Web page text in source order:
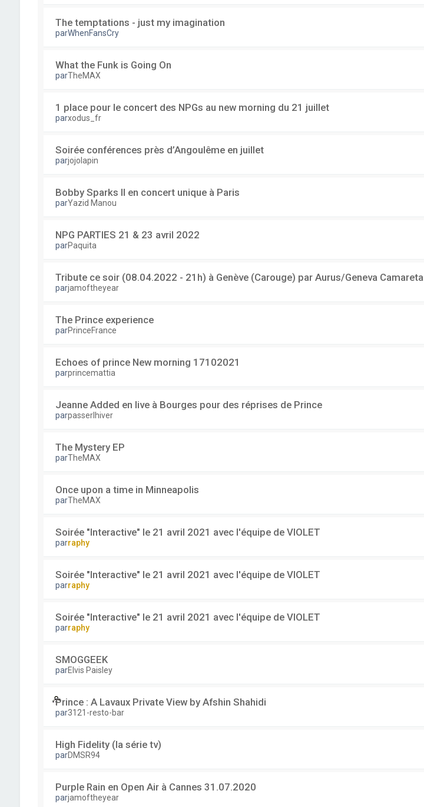
The temptations - just my imagination
parWhenFansCry
What the Funk is Going On
parTheMAX
1 place pour le concert des NPGs au new morning du 21 juillet
parxodus_fr
Soirée conférences près d’Angoulême en juillet
parjojolapin
Bobby Sparks II en concert unique à Paris
parYazid Manou
NPG PARTIES 21 & 23 avril 2022
parPaquita
Tribute ce soir (08.04.2022 - 21h) à Genève (Carouge) par Aurus/Geneva Camareta
parjamoftheyear
The Prince experience
parPrinceFrance
Echoes of prince New morning 17102021
parprincemattia
Jeanne Added en live à Bourges pour des réprises de Prince
parpasserlhiver
The Mystery EP
parTheMAX
Once upon a time in Minneapolis
parTheMAX
Soirée "Interactive" le 21 avril 2021 avec l'équipe de VIOLET
parraphy
Soirée "Interactive" le 21 avril 2021 avec l'équipe de VIOLET
parraphy
Soirée "Interactive" le 21 avril 2021 avec l'équipe de VIOLET
parraphy
SMOGGEEK
parElvis Paisley
Prince : A Lavaux Private View by Afshin Shahidi
par3121-resto-bar
High Fidelity (la série tv)
parDMSR94
Purple Rain en Open Air à Cannes 31.07.2020
parjamoftheyear